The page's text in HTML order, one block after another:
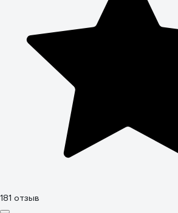
181 отзыв